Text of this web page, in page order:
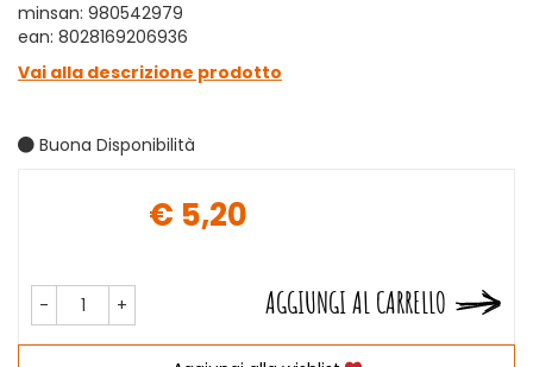
minsan: 980542979
ean: 8028169206936
Vai alla descrizione prodotto
Buona Disponibilità
€ 5,20
- + AGGIUNGI AL CARRELLO